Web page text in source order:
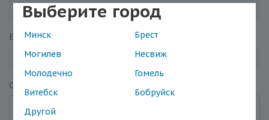
Выберите город
Минск
Брест
Могилев
Несвиж
Молодечно
Гомель
Витебск
Бобруйск
Другой
Email*
Отзыв